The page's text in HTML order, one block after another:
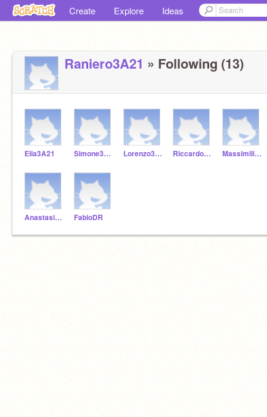
Create Explore Ideas
Raniero3A21 » Following (13)
Elia3A21 Simone3A21 Lorenzo3A21 Riccardo13A21 Massimiliano3A21
Anastasia3A21 FabioDR